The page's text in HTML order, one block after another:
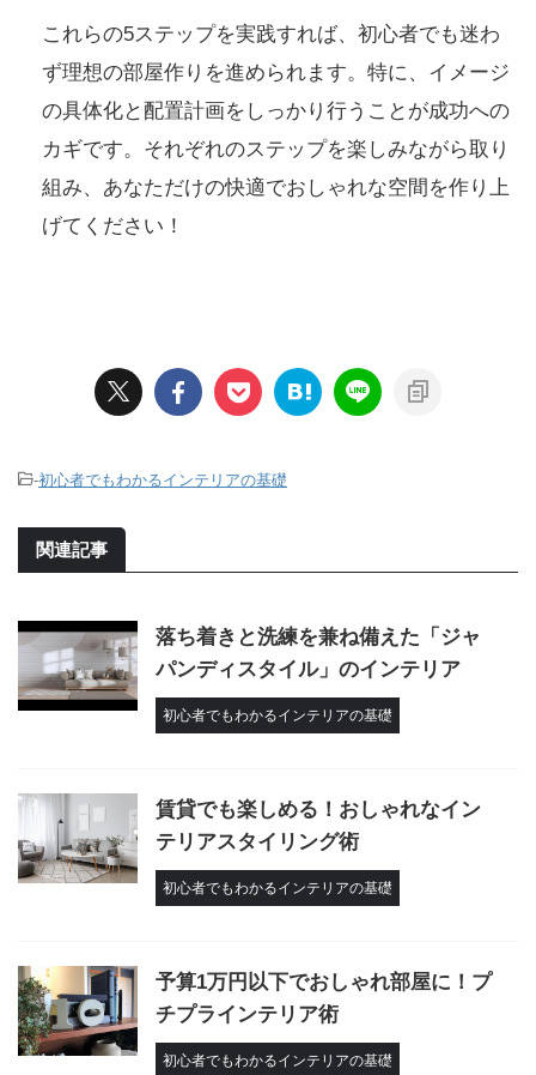
これらの5ステップを実践すれば、初心者でも迷わ
ず理想の部屋作りを進められます。特に、イメージ
の具体化と配置計画をしっかり行うことが成功への
カギです。それぞれのステップを楽しみながら取り
組み、あなただけの快適でおしゃれな空間を作り上
げてください！
-初心者でもわかるインテリアの基礎
関連記事
落ち着きと洗練を兼ね備えた「ジャ
パンディスタイル」のインテリア
初心者でもわかるインテリアの基礎
賃貸でも楽しめる！おしゃれなイン
テリアスタイリング術
初心者でもわかるインテリアの基礎
予算1万円以下でおしゃれ部屋に！プ
チプラインテリア術
初心者でもわかるインテリアの基礎